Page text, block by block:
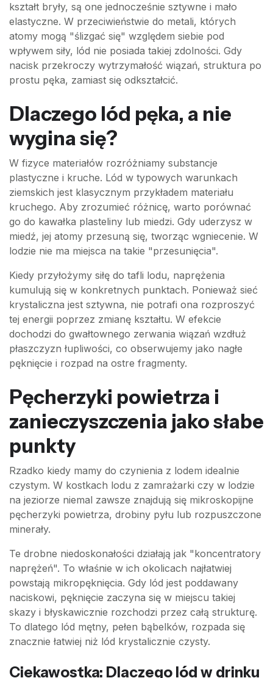
kształt bryły, są one jednocześnie sztywne i mało
elastyczne. W przeciwieństwie do metali, których
atomy mogą "ślizgać się" względem siebie pod
wpływem siły, lód nie posiada takiej zdolności. Gdy
nacisk przekroczy wytrzymałość wiązań, struktura po
prostu pęka, zamiast się odkształcić.
Dlaczego lód pęka, a nie
wygina się?
W fizyce materiałów rozróżniamy substancje
plastyczne i kruche. Lód w typowych warunkach
ziemskich jest klasycznym przykładem materiału
kruchego. Aby zrozumieć różnicę, warto porównać
go do kawałka plasteliny lub miedzi. Gdy uderzysz w
miedź, jej atomy przesuną się, tworząc wgniecenie. W
lodzie nie ma miejsca na takie "przesunięcia".
Kiedy przyłożymy siłę do tafli lodu, naprężenia
kumulują się w konkretnych punktach. Ponieważ sieć
krystaliczna jest sztywna, nie potrafi ona rozproszyć
tej energii poprzez zmianę kształtu. W efekcie
dochodzi do gwałtownego zerwania wiązań wzdłuż
płaszczyzn łupliwości, co obserwujemy jako nagłe
pęknięcie i rozpad na ostre fragmenty.
Pęcherzyki powietrza i
zanieczyszczenia jako słabe
punkty
Rzadko kiedy mamy do czynienia z lodem idealnie
czystym. W kostkach lodu z zamrażarki czy w lodzie
na jeziorze niemal zawsze znajdują się mikroskopijne
pęcherzyki powietrza, drobiny pyłu lub rozpuszczone
minerały.
Te drobne niedoskonałości działają jak "koncentratory
naprężeń". To właśnie w ich okolicach najłatwiej
powstają mikropęknięcia. Gdy lód jest poddawany
naciskowi, pęknięcie zaczyna się w miejscu takiej
skazy i błyskawicznie rozchodzi przez całą strukturę.
To dlatego lód mętny, pełen bąbelków, rozpada się
znacznie łatwiej niż lód krystalicznie czysty.
Ciekawostka: Dlaczego lód w drinku